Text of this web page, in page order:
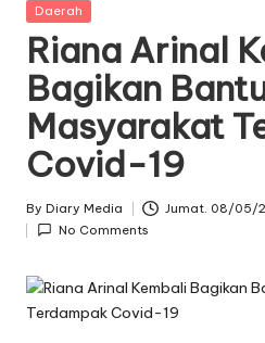
Posted
Daerah
Riana Arinal
Bagikan
Masyarakat
Covid-19
Posted
by
By Diary Media
Jumat. 08/05/
No Comments